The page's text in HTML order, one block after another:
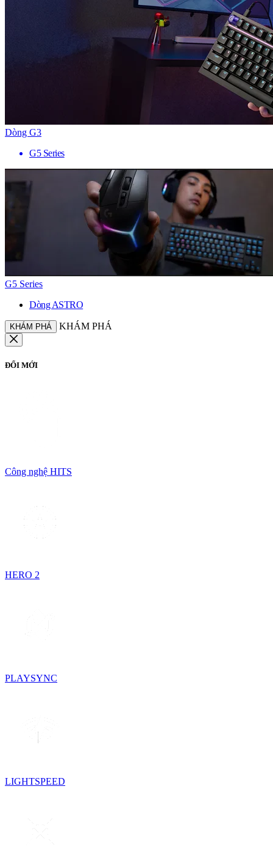
Dòng G3
G5 Series
G5 Series
Dòng ASTRO
KHÁM PHÁ KHÁM PHÁ
ĐỔI MỚI
Công nghệ HITS
HERO 2
PLAYSYNC
LIGHTSPEED